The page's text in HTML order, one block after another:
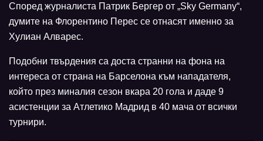
Според журналиста Патрик Бергер от „Sky Germany“,
думите на Флорентино Перес се отнасят именно за
Хулиан Алварес.
Подобни твърдения са доста странни на фона на
интереса от страна на Барселона към нападателя,
който през миналия сезон вкара 20 гола и даде 9
асистенции за Атлетико Мадрид в 40 мача от всички
турнири.